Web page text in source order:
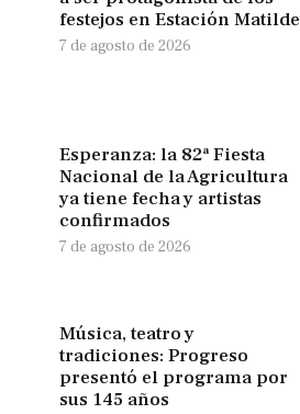
festejos en Estación Matilde
7 de agosto de 2026
Esperanza: la 82ª Fiesta
Nacional de la Agricultura
ya tiene fecha y artistas
confirmados
7 de agosto de 2026
Música, teatro y
tradiciones: Progreso
presentó el programa por
sus 145 años